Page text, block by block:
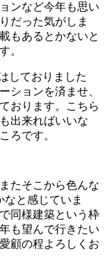
ンなど今年も思い
だった気がしま
もあるとかないと
。
しておりました
ションを済ませ、
おります。こちら
出来ればいいな
ろです。
たそこから色んな
と感じていま
同様建築という枠
も望んで行きたい
顧の程よろしくお